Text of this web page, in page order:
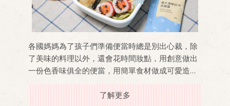
各國媽媽為了孩子們準備便當時總是別出心裁，除
了美味的料理以外，還會花時間妝點，用創意做出
一份色香味俱全的便當，用簡單食材做成可愛造
型，食物頓時間看起來更誘人，想想孩子每天在午
餐或是校外教學時打開便當盒的瞬間，一定是驚喜
了解更多